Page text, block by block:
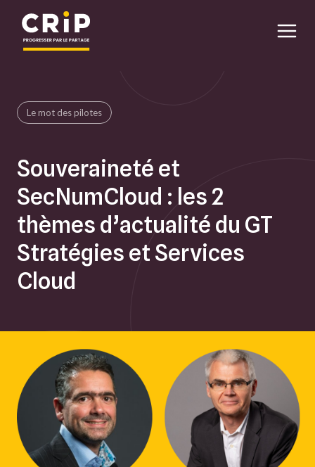
Le mot des pilotes
Souveraineté et
SecNumCloud : les 2
thèmes d’actualité du GT
Stratégies et Services
Cloud